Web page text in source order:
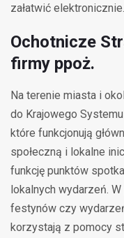
załatwić elektronicznie.
Ochotnicze
firmy ppoż.
Na terenie miasta i
do Krajowego
które funkcjonują
społeczną i lokalne
funkcję punktów
lokalnych wydarzeń.
festynów czy
korzystają z pomocy